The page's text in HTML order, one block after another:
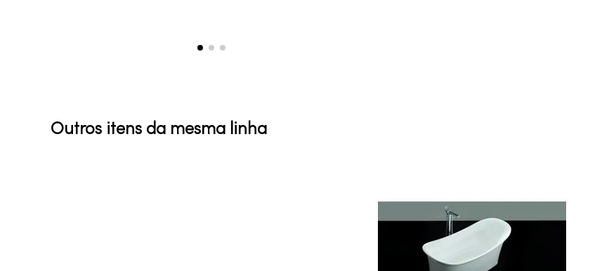
Outros itens da mesma linha